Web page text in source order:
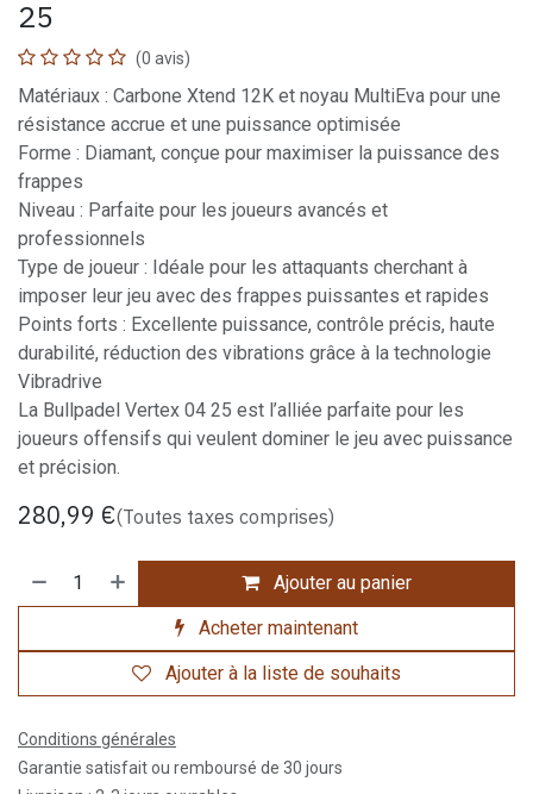
25
(0 avis)
Matériaux : Carbone Xtend 12K et noyau MultiEva pour une
résistance accrue et une puissance optimisée
Forme : Diamant, conçue pour maximiser la puissance des
frappes
Niveau : Parfaite pour les joueurs avancés et
professionnels
Type de joueur : Idéale pour les attaquants cherchant à
imposer leur jeu avec des frappes puissantes et rapides
Points forts : Excellente puissance, contrôle précis, haute
durabilité, réduction des vibrations grâce à la technologie
Vibradrive
La Bullpadel Vertex 04 25 est l’alliée parfaite pour les
joueurs offensifs qui veulent dominer le jeu avec puissance
et précision.
280,99 €(Toutes taxes comprises)
Ajouter au panier
Acheter maintenant
Ajouter à la liste de souhaits
Conditions générales
Garantie satisfait ou remboursé de 30 jours